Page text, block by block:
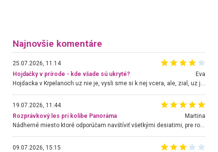
Najnovšie komentáre
25.07.2026, 11:14
Hojdačky v prírode - kde všade sú ukryté?
Eva
19.07.2026, 11:44
Rozprávkový les pri kolibe Panoráma
Martina
Nádherné miesto ktoré odporúčam navštíviť všetkými desiatimi, pre rodiny s deťmi, dôchodcom... Proste a jednoducho ozaj rozprávkový les.. určite ešte prídeme. Odniesli sme si na pamiatku krásne tričká,
09.07.2026, 15:15